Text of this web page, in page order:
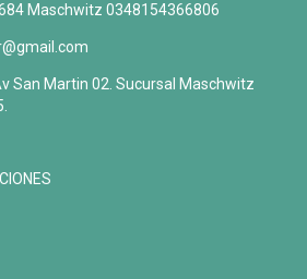
Maschwitz 0348154366806
San Martin 02. Sucursal Maschwitz